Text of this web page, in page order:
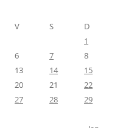
V S
D
1
6 7
8
13 14
15
20 21
22
27 28
29